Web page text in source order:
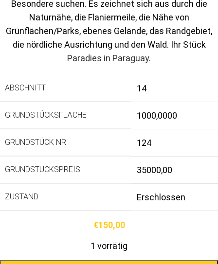
Besondere suchen. Es zeichnet sich aus durch die
Naturnähe, die Flaniermeile, die Nähe von
Grünflächen/Parks, ebenes Gelände, das Randgebiet,
die nördliche Ausrichtung und den Wald. Ihr Stück
Paradies in Paraguay.
ABSCHNITT 14
GRUNDSTÜCKSFLÄCHE 1000,0000
GRUNDSTÜCK NR 124
GRUNDSTÜCKSPREIS 35000,00
ZUSTAND Erschlossen
€150,00
1 vorrätig